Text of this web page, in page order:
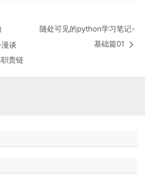
谈
责链
随处可见的python学习笔记-
基础篇01